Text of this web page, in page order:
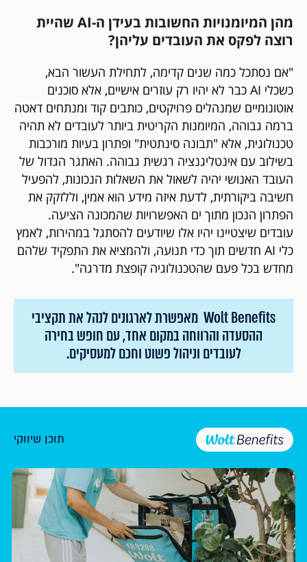
מהן המיומנויות החשובות בעידן ה-AI שהיית
רוצה לפקס את העובדים עליהן?
"אם נסתכל כמה שנים קדימה, לתחילת העשור הבא,
כשכלי AI כבר לא יהיו רק עוזרים אישיים, אלא סוכנים
אוטונומיים שמנהלים פרויקטים, כותבים קוד ומנתחים דאטה
ברמה גבוהה, המיומנות הקריטית ביותר לעובדים לא תהיה
טכנולוגית, אלא "תבונה סינתטית" ופתרון בעיות מורכבות
בשילוב עם אינטליגנציה רגשית גבוהה. האתגר הגדול של
העובד האנושי יהיה לשאול את השאלות הנכונות, להפעיל
חשיבה ביקורתית, לדעת איזה מידע הוא אמין, וללזקק את
הפתרון הנכון מתוך ים האפשרויות שהמכונה הציעה.
עובדים שיצטיינו יהיו אלו שיודעים להסתגל במהירות, לאמץ
כלי AI חדשים תוך כדי תנועה, ולהמציא את התפקיד שלהם
מחדש בכל פעם שהטכנולוגיה קופצת מדרגה".
Wolt Benefits מאפשרת לארגונים לנהל את תקציבי
ההסעדה והרווחה במקום אחד, עם חופש בחירה
לעובדים וניהול פשוט וחכם למעסיקים.
תוכן שיווקי